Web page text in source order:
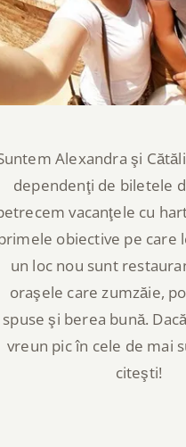
Alexandra şi
dependenţi de biletele
vacanţele cu
obiective pe care
un loc nou sunt
oraşele care zumzăie,
spuse şi berea bună.
vreun pic în cele de mai
citeşti!